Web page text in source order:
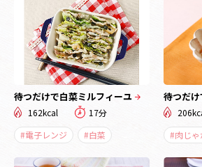
待つだけで白菜ミルフィーユ
162kcal
17分
#電子レンジ
#白菜
待つだ
#肉じゃ